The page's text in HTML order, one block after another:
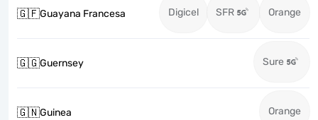
🇬🇫Guayana Francesa Digicel SFR Orange
🇬🇬Guernsey Sure
🇬🇳Guinea Orange